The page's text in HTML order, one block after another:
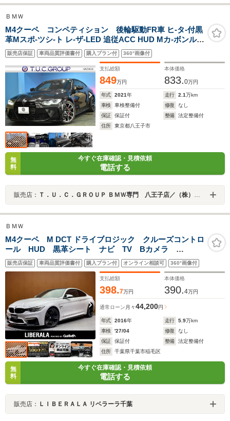
ＢＭＷ
M4クーペ コンペティション 後輪駆動FR車 ヒ-タ-付黒
革Mスポ-ツシ-ト レ-ザ-LED 追従ACC HUD Mカ-ボンル-
フ Mスポ-ツデフ Mコンパウンドブレ-キ Pアシストプラス
全周囲カメラ Apple Car Play フルセグ harman/kardon
19&20AW 2年保証
販売店保証 車両品質評価書付 購入プラン付 360°画像付
支払総額
849万円
本体価格
833.0万円
年式 2021年 走行 2.1万km
車検
車検整備付 修復
なし
保証
保証付 整備
法定整備付
住所
東京都八王子市
無
料
今すぐ在庫確認・見積依頼
電話する
販売店： Ｔ．Ｕ．Ｃ．ＧＲＯＵＰ ＢＭＷ専門 八王子店／（株）ヘリックス
ＢＭＷ
M4クーペ M DCT ドライブロジック クルーズコントロ
ール HUD 黒革シート ナビ TV Bカメラ
Bluetooth接続 PDC 電動シート シートヒーター パ
ドルシフト カーボンルーフ LEDヘッドライト 衝突
軽減ブレーキ レーンディパーチャー
販売店保証 車両品質評価書付 購入プラン付 オンライン相談可 360°画像付
支払総額
398.7万円
本体価格
390.4万円
通常ローン 月々44,200円
年式 2016年 走行 5.9万km
車検
'27/04 修復
なし
保証
保証付 整備
法定整備付
住所
千葉県千葉市稲毛区
無
料
今すぐ在庫確認・見積依頼
電話する
販売店： ＬＩＢＥＲＡＬＡ リベラーラ千葉